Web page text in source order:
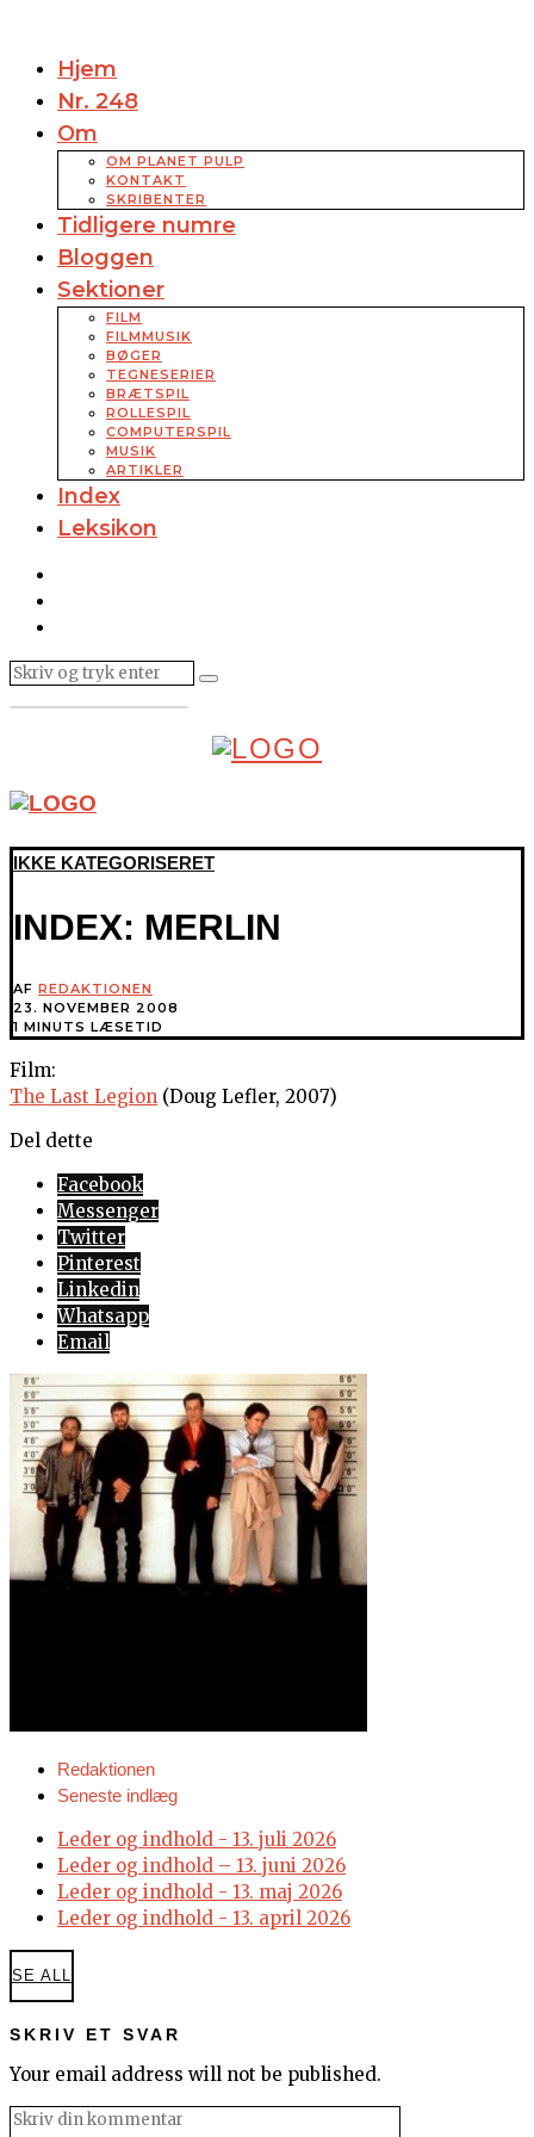
Hjem
Nr. 248
Om
OM PLANET PULP
KONTAKT
SKRIBENTER
Tidligere numre
Bloggen
Sektioner
FILM
FILMMUSIK
BØGER
TEGNESERIER
BRÆTSPIL
ROLLESPIL
COMPUTERSPIL
MUSIK
ARTIKLER
Index
Leksikon
IKKE KATEGORISERET
INDEX: MERLIN
AF REDAKTIONEN
23. NOVEMBER 2008
1 MINUTS LÆSETID
Film:
The Last Legion (Doug Lefler, 2007)
Del dette
Facebook
Messenger
Twitter
Pinterest
Linkedin
Whatsapp
Email
Redaktionen
Seneste indlæg
Leder og indhold - 13. juli 2026
Leder og indhold – 13. juni 2026
Leder og indhold - 13. maj 2026
Leder og indhold - 13. april 2026
SE ALL
SKRIV ET SVAR
Your email address will not be published.